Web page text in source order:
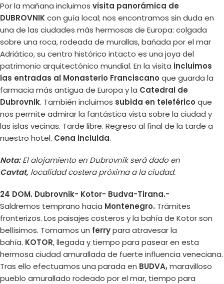
Por la mañana incluimos visita panorámica de
DUBROVNIKcon guía local; nos encontramos sin duda en
una de las ciudades más hermosas de Europa: colgada
sobre una roca, rodeada de murallas, bañada por el mar
Adriático, su centro histórico intacto es una joya del
patrimonio arquitectónico mundial. En la visita incluimos
las entradas al Monasterio Franciscano que guarda la
farmacia más antigua de Europa y la Catedral de
Dubrovnik. También incluimos subida en teleférico que
nos permite admirar la fantástica vista sobre la ciudad y
las islas vecinas. Tarde libre. Regreso al final de la tarde a
nuestro hotel. Cena incluida.
Nota:El alojamiento en Dubrovnik será dado en
Cavtat, localidad costera próxima a la ciudad.
24 DOM. Dubrovnik- Kotor- Budva-Tirana.-
Saldremos temprano hacia Montenegro. Trámites
fronterizos. Los paisajes costeros y la bahía de Kotor son
bellísimos. Tomamos un ferrypara atravesar la
bahía. KOTOR, llegada y tiempo para pasear en esta
hermosa ciudad amurallada de fuerte influencia veneciana.
Tras ello efectuamos una parada en BUDVA,maravilloso
pueblo amurallado rodeado por el mar, tiempo para